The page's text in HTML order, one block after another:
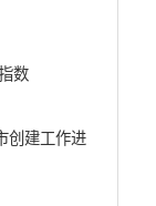
数
创建工作进